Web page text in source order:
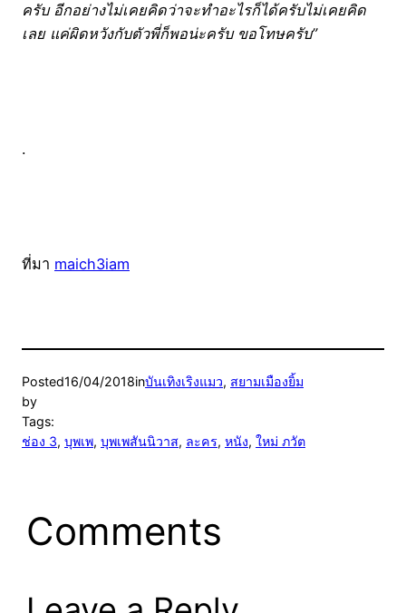
ครับ อีกอย่างไม่เคยคิดว่าจะทำอะไรก็ได้ครับไม่เคยคิด
เลย แค่ผิดหวังกับตัวพี่ก็พอน่ะครับ ขอโทษครับ”
.
ที่มา maich3iam
Posted16/04/2018inบันเทิงเริงแมว, สยามเมืองยิ้ม
by
Tags:
ช่อง 3, บุพเพ, บุพเพสันนิวาส, ละคร, หนัง, ใหม่ ภวัต
Comments